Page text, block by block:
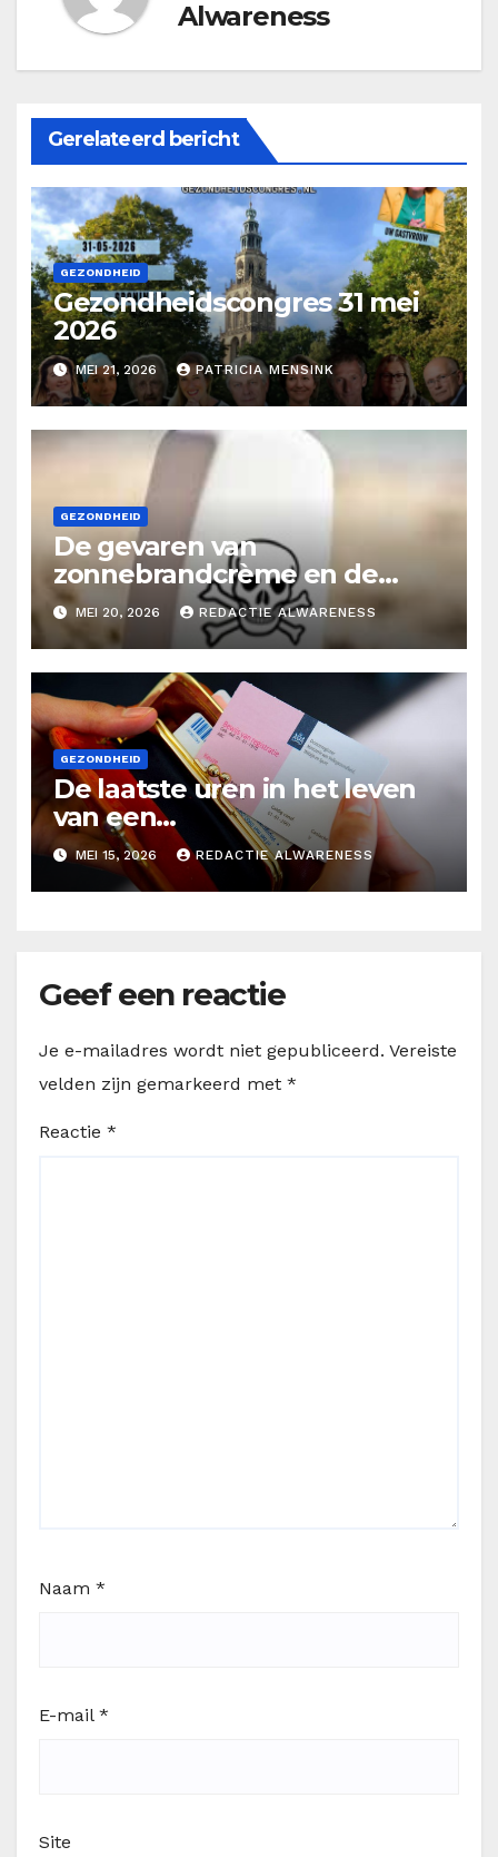
Alwareness
Gerelateerd bericht
GEZONDHEID
Gezondheidscongres 31 mei
2026
MEI 21, 2026 PATRICIA MENSINK
GEZONDHEID
De gevaren van
zonnebrandcrème en de
alternatieven
MEI 20, 2026 REDACTIE ALWARENESS
GEZONDHEID
De laatste uren in het leven
van een
orgaandonor/Zwartboek over
orgaandonatie
MEI 15, 2026 REDACTIE ALWARENESS
Geef een reactie
Je e-mailadres wordt niet gepubliceerd. Vereiste
velden zijn gemarkeerd met *
Reactie *
Naam *
E-mail *
Site